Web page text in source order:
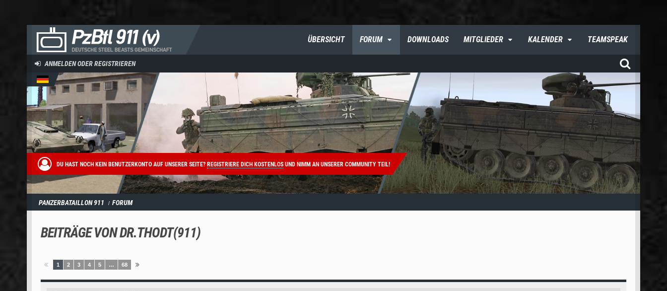
ÜBERSICHT FORUM DOWNLOADS MITGLIEDER KALENDER TEAMSPEAK
ANMELDEN ODER REGISTRIEREN
DU HAST NOCH KEIN BENUTZERKONTO AUF UNSERER SEITE? REGISTRIERE DICH KOSTENLOSUND NIMM AN UNSERER COMMUNITY TEIL!
PANZERBATAILLON 911 FORUM
BEITRÄGE VON DR.THODT(911)
1 2 3 4 5 … 68